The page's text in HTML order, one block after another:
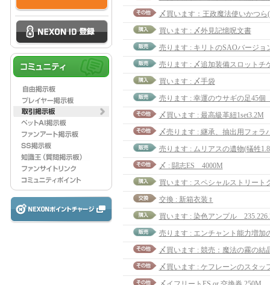
〆買います：王政魔法使いかつ
買います : 〆外見記憶呪文書
売ります : キリトのSAOバージョ
買います : 〆手袋
売ります : 幸運のウサギの足45個
〆買います : 最高級革紐1set3.2M
売ります : ムリアスの遺物(犠牲
〆 : 闘志ES 4000M
交換 : 新箱衣装♀
買います : 染色アンプル
〆買います : 競売：魔法の霧の結
〆買います : ケフレーンのスタッ